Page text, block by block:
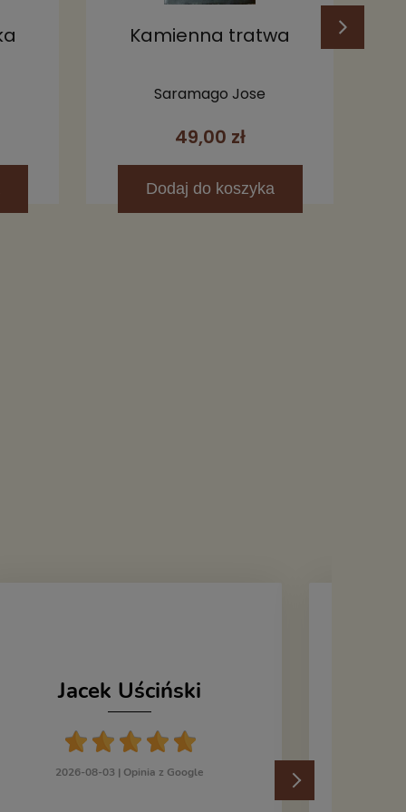
Kamienna tratwa
Saramago Jose
49,00 zł
Dodaj do koszyka
Jacek Uściński
2026-08-03 | Opinia z Google